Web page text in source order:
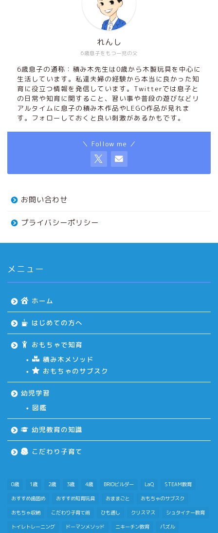
6歳息子をもつ一児の父
れんし
6歳息子の通称：積み木先生は0歳から木製玩具を中心に
生活しています。私達夫婦の経験から本当に良かった知
育に役立つ情報を発信しています。Twitterでは息子と
の日常や知育に関すること、習い事や普段の遊びなどリ
アルタイムに息子の積み木作品やLEGO作品が見れま
す。フォローしておくと良い刺激があるかもです。
＼ Follow me ／
お問い合わせ
プライバシーポリシー
メニュー
ホーム
はじめての方へ
おもちゃで知育
積み木メソッド
おもちゃのサブスク
幼児学習
図鑑
幼児教育の知識
こだわり子育て
0歳 1歳 2歳 3歳 4歳 BRIOビルダー LaQ STEAM教育
おすすめ歯固め おすすめ知育玩具 おままごと おもちゃのサブスク
おもちゃ収納 こだわり子育て術 ひも通し クリスマス シュタイナー教育
トイレトレーニング ドーマンメソッド ニキーチン教育 パズル
ホーム
積み木メソッド
おもちゃのサブスク